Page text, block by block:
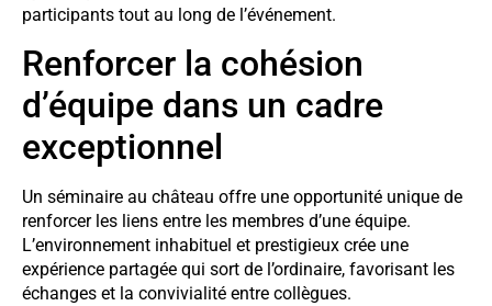
participants tout au long de l’événement.
Renforcer la cohésion
d’équipe dans un cadre
exceptionnel
Un séminaire au château offre une opportunité unique de
renforcer les liens entre les membres d’une équipe.
L’environnement inhabituel et prestigieux crée une
expérience partagée qui sort de l’ordinaire, favorisant les
échanges et la convivialité entre collègues.